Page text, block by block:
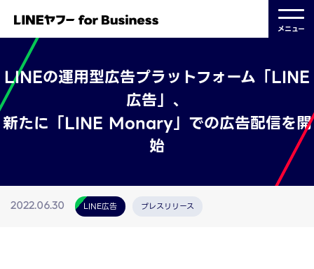
メニュー
LINEの運用型広告プラットフォーム「LINE
広告」、
新たに「LINE Monary」での広告配信を開
始
2022.06.30 LINE広告 プレスリリース